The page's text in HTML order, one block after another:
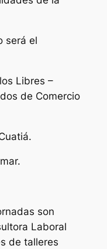
será el
Libres –
de Comercio
son
Laboral
de talleres